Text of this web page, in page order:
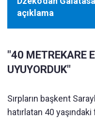
açıklama
"40 METREKARE
UYUYORDUK"
Sırpların başkent
hatırlatan 40